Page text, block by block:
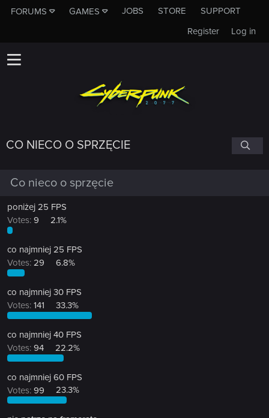
FORUMS GAMES JOBS STORE
SUPPORT
Log in
Register
CO NIECO O SPRZĘCIE
Co nieco o sprzęcie
poniżej 25 FPS
Votes: 9 2.1%
co najmniej 25 FPS
Votes: 29 6.8%
co najmniej 30 FPS
Votes: 141 33.3%
co najmniej 40 FPS
Votes: 94 22.2%
co najmniej 60 FPS
Votes: 99 23.3%